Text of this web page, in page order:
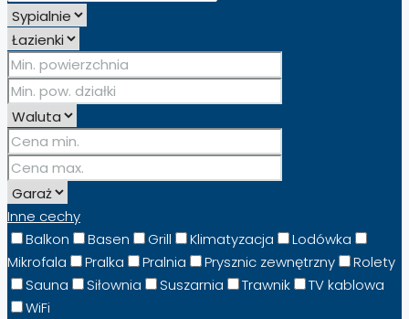
Inne cechy
Balkon
Basen Grill Klimatyzacja
Lodówka
Mikrofala
Pralka Pralnia Prysznic zewnętrzny
Rolety
Sauna
Siłownia Suszarnia Trawnik
TV kablowa
WiFi